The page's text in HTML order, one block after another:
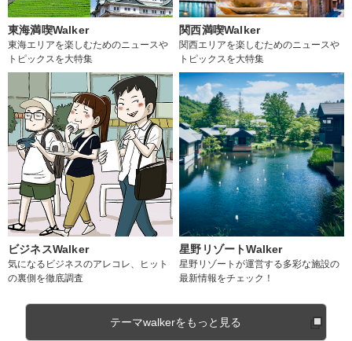
東海満喫Walker
東海エリアを楽しむためのニュースや
トピックスを大特集
関西満喫Walker
関西エリアを楽しむためのニュースや
トピックスを大特集
ビジネスWalker
気になるビジネスのアレコレ、ヒット
の裏側を徹底調査
星野リゾートWalker
星野リゾートが運営する多彩な施設の
最新情報をチェック！
テーマwalkerをもっと見る